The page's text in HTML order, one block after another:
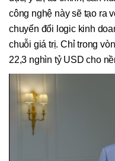
công nghệ này sẽ tạo ra
chuyển đổi logic kinh
chuỗi giá trị. Chỉ trong
22,3 nghìn tỷ USD cho